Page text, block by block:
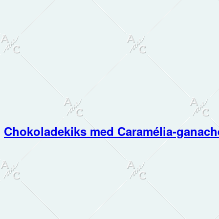
Chokoladekiks med Caramélia-
Primær
Sidebar